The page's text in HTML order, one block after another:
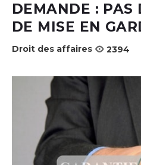
DEMANDE : PAS
DE MISE EN
Droit des affaires 2394